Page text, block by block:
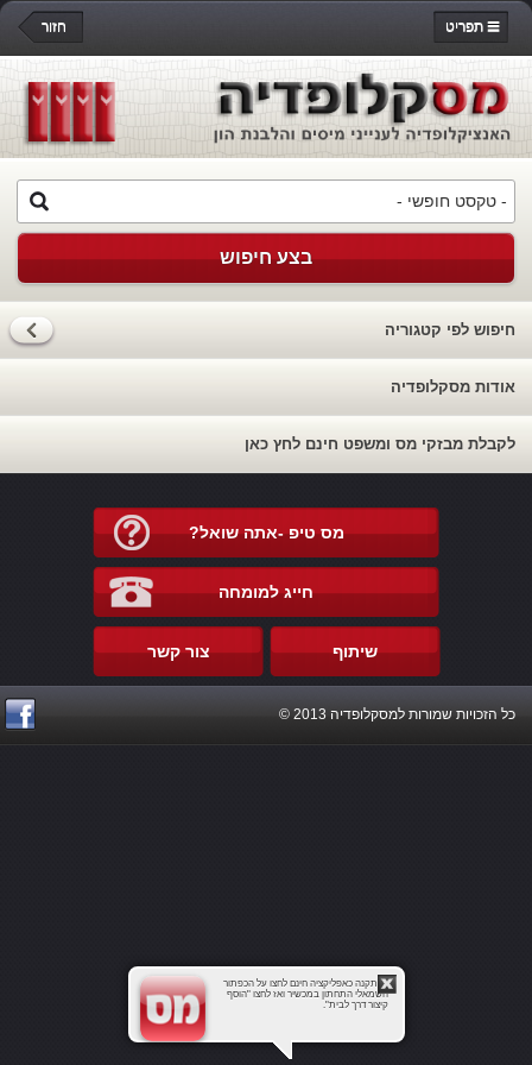
חזור תפריט
בצע חיפוש
חיפוש לפי קטגוריה
אודות מסקלופדיה
לקבלת מבזקי מס ומשפט חינם לחץ כאן
מס טיפ -אתה שואל?
חייג למומחה
צור קשר שיתוף
כל הזכויות שמורות למסקלופדיה 2013 ©
להתקנה כאפליקציה חינם לחצו על הכפתור
השמאלי התחתון במכשיר ואז לחצו "הוסף
קיצור דרך לבית".